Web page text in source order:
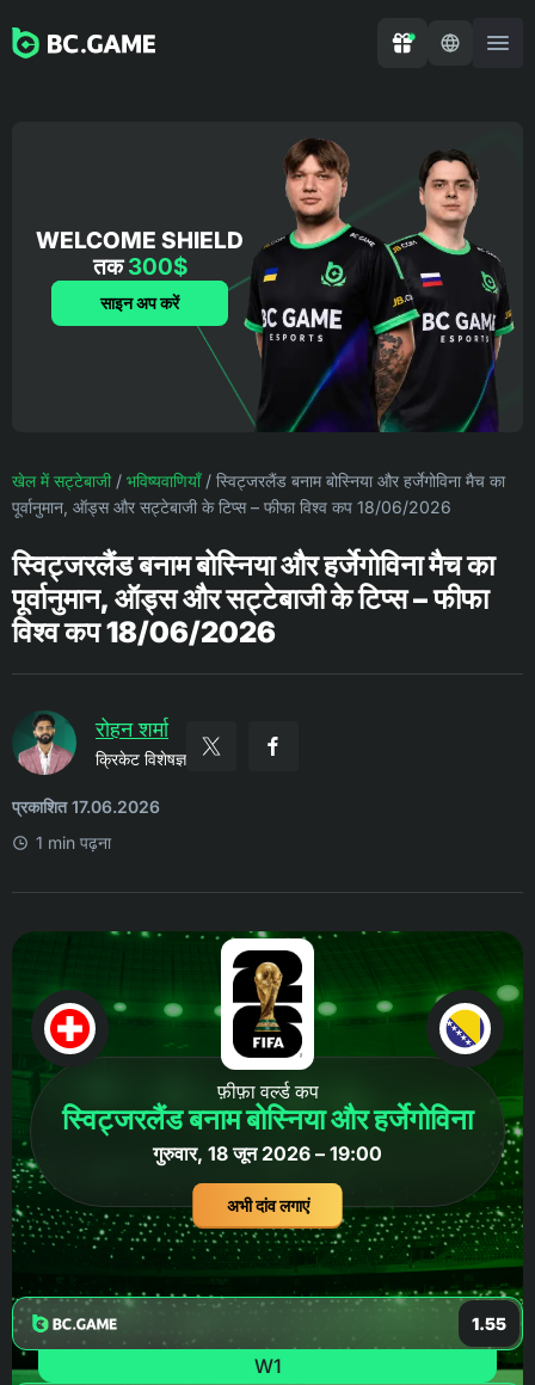
WELCOME SHIELD
तक300$
साइन अप करें
खेल में सट्टेबाजी/ भविष्यवाणियाँ/ स्विट्जरलैंड बनाम बोस्निया और हर्जेगोविना मैच का
पूर्वानुमान, ऑड्स और सट्टेबाजी के टिप्स – फीफा विश्व कप 18/06/2026
स्विट्जरलैंड बनाम बोस्निया और हर्जेगोविना मैच का
पूर्वानुमान, ऑड्स और सट्टेबाजी के टिप्स – फीफा
विश्व कप 18/06/2026
रोहन शर्मा
क्रिकेट विशेषज्ञ
प्रकाशित 17.06.2026
1 min पढ़ना
फ़ीफ़ा वर्ल्ड कप
स्विट्जरलैंड बनाम बोस्निया और हर्जेगोविना
गुरुवार, 18 जून 2026 – 19:00
अभी दांव लगाएं
1.55
W1